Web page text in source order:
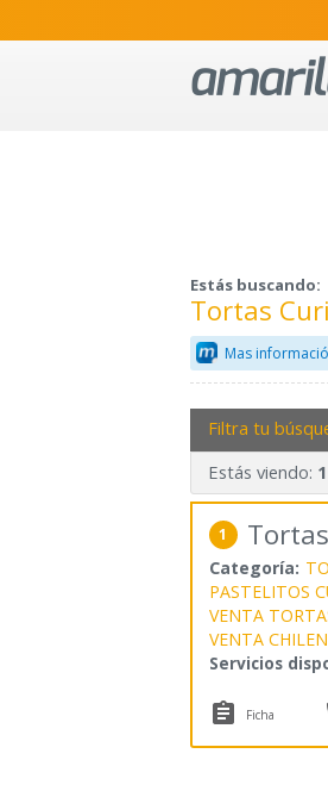
Estás buscando:
Tortas
Mas
Filtra tu
Estás viendo: 1
1
Categoría:
PASTELITOS
VENTA
VENTA
Servicios
 Ficha